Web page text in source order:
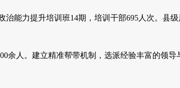
能力提升培训班14期，培训干部695人次。县
人。建立精准帮带机制，选派经验丰富的领导